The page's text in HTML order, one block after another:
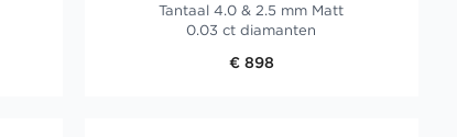
Tantaal 4.0 & 2.5 mm Matt
0.03 ct diamanten
€ 898